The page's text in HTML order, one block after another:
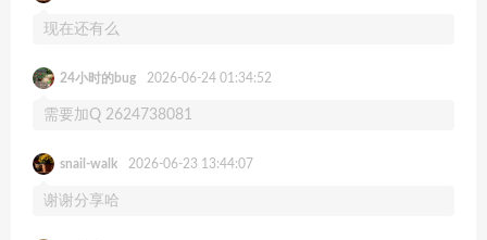
现在还有么
24小时的bug 2026-06-24 01:34:52
需要加Q 2624738081
snail-walk 2026-06-23 13:44:07
谢谢分享哈